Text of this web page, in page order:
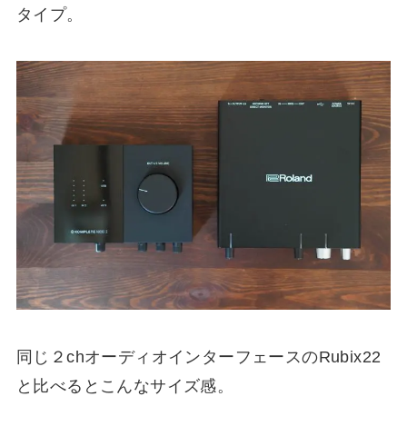
タイプ。
同じ２chオーディオインターフェースのRubix22
と比べるとこんなサイズ感。